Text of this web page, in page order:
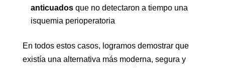
anticuadosque no detectaron a tiempo una
isquemia perioperatoria
En todos estos casos, logramos demostrar que
existía una alternativa más moderna, segura y